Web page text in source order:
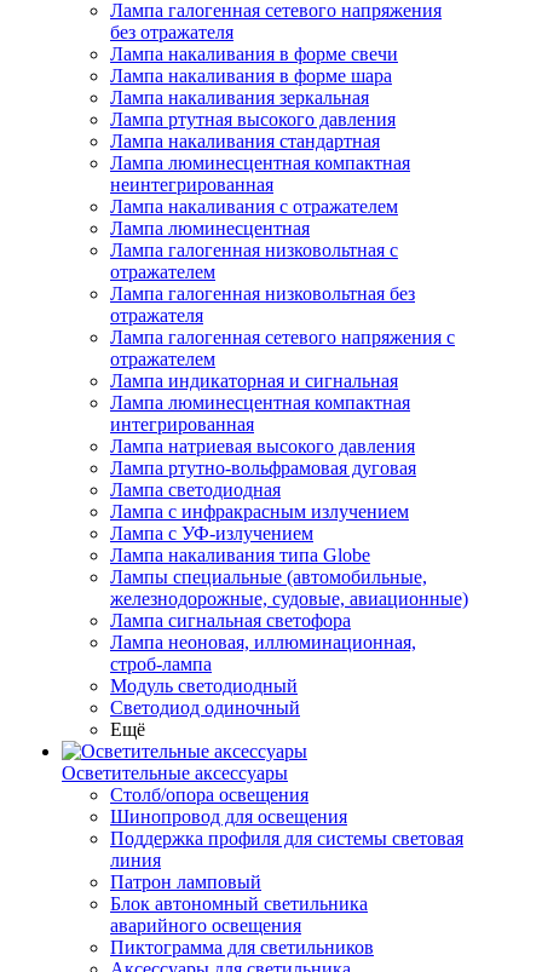
Лампа галогенная сетевого напряжения
без отражателя
Лампа накаливания в форме свечи
Лампа накаливания в форме шара
Лампа накаливания зеркальная
Лампа ртутная высокого давления
Лампа накаливания стандартная
Лампа люминесцентная компактная
неинтегрированная
Лампа накаливания с отражателем
Лампа люминесцентная
Лампа галогенная низковольтная с
отражателем
Лампа галогенная низковольтная без
отражателя
Лампа галогенная сетевого напряжения с
отражателем
Лампа индикаторная и сигнальная
Лампа люминесцентная компактная
интегрированная
Лампа натриевая высокого давления
Лампа ртутно-вольфрамовая дуговая
Лампа светодиодная
Лампа с инфракрасным излучением
Лампа с УФ-излучением
Лампа накаливания типа Globe
Лампы специальные (автомобильные,
железнодорожные, судовые, авиационные)
Лампа сигнальная светофора
Лампа неоновая, иллюминационная,
строб-лампа
Модуль светодиодный
Светодиод одиночный
Ещё
Осветительные аксессуары
Столб/опора освещения
Шинопровод для освещения
Поддержка профиля для системы световая
линия
Патрон ламповый
Блок автономный светильника
аварийного освещения
Пиктограмма для светильников